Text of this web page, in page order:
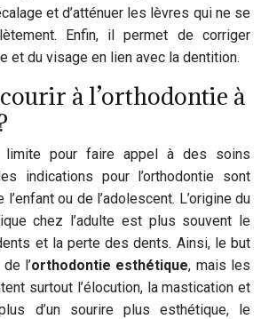
et d’atténuer les lèvres qui ne se
Enfin, il permet de corriger
et du visage en lien avec la dentition.
à l’orthodontie à
limite pour faire appel à des soins
indications pour l’orthodontie sont
ou de l’adolescent. L’origine du
chez l’adulte est plus souvent le
et la perte des dents. Ainsi, le but
l’orthodontie esthétique, mais les
surtout l’élocution, la mastication et
d’un sourire plus esthétique, le